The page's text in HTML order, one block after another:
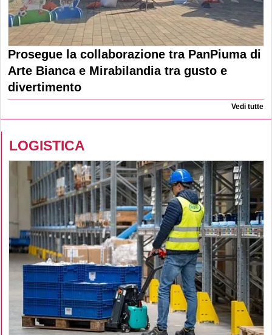
Prosegue la collaborazione tra PanPiuma di
Arte Bianca e Mirabilandia tra gusto e
divertimento
Vedi tutte
LOGISTICA